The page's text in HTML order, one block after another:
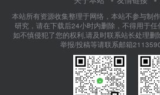
本站所有资源收集整理于网络，本站不参与制
研究，请在下载后24小时内删除，不得用于任
如不慎侵犯了您的权利,请及时联系站长处理删
举报/投稿等请联系邮箱